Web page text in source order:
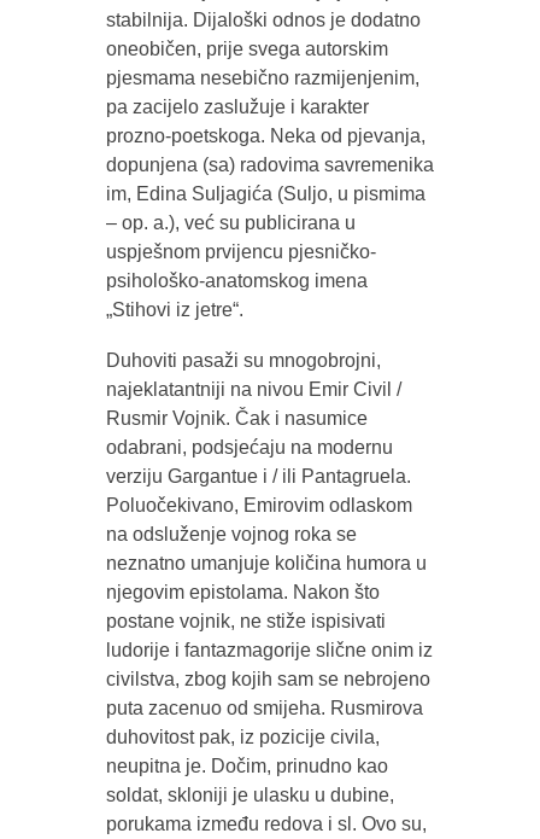
stabilnija. Dijaloški odnos je dodatno
oneobičen, prije svega autorskim
pjesmama nesebično razmijenjenim,
pa zacijelo zaslužuje i karakter
prozno-poetskoga. Neka od pjevanja,
dopunjena (sa) radovima savremenika
im, Edina Suljagića (Suljo, u pismima
– op. a.), već su publicirana u
uspješnom prvijencu pjesničko-
psihološko-anatomskog imena
„Stihovi iz jetre“.
Duhoviti pasaži su mnogobrojni,
najeklatantniji na nivou Emir Civil /
Rusmir Vojnik. Čak i nasumice
odabrani, podsjećaju na modernu
verziju Gargantue i / ili Pantagruela.
Poluočekivano, Emirovim odlaskom
na odsluženje vojnog roka se
neznatno umanjuje količina humora u
njegovim epistolama. Nakon što
postane vojnik, ne stiže ispisivati
ludorije i fantazmagorije slične onim iz
civilstva, zbog kojih sam se nebrojeno
puta zacenuo od smijeha. Rusmirova
duhovitost pak, iz pozicije civila,
neupitna je. Dočim, prinudno kao
soldat, skloniji je ulasku u dubine,
porukama između redova i sl. Ovo su,